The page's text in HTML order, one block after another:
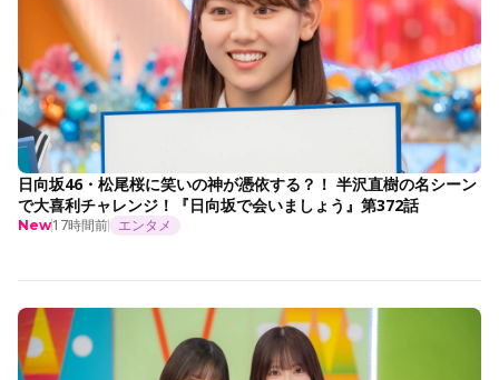
日向坂46・松尾桜に笑いの神が憑依する？！ 半沢直樹の名シーン
で大喜利チャレンジ！『日向坂で会いましょう』第372話
New17時間前 エンタメ